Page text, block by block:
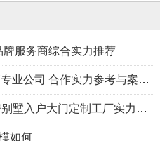
服务商综合实力推荐
2026年资质齐全的AI搜索营销专业公司 合作实力参考与案例盘点
2026年用料扎实的农村自建房别墅入户大门定制工厂实力公司推荐
如何